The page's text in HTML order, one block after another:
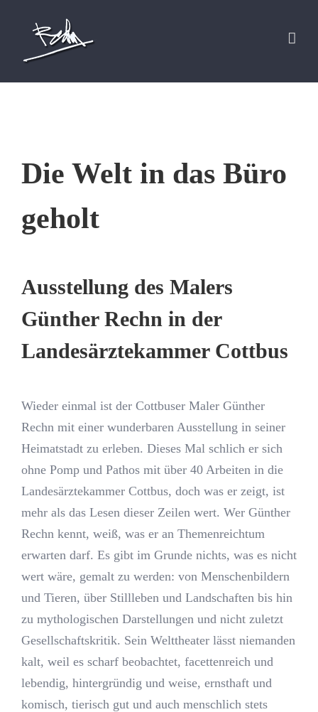
content
Die Welt in das Büro
geholt
Ausstellung des Malers
Günther Rechn in der
Landesärztekammer Cottbus
Wieder einmal ist der Cottbuser Maler Günther
Rechn mit einer wunderbaren Ausstellung in seiner
Heimatstadt zu erleben. Dieses Mal schlich er sich
ohne Pomp und Pathos mit über 40 Arbeiten in die
Landesärztekammer Cottbus, doch was er zeigt, ist
mehr als das Lesen dieser Zeilen wert. Wer Günther
Rechn kennt, weiß, was er an Themenreichtum
erwarten darf. Es gibt im Grunde nichts, was es nicht
wert wäre, gemalt zu werden: von Menschenbildern
und Tieren, über Stillleben und Landschaften bis hin
zu mythologischen Darstellungen und nicht zuletzt
Gesellschaftskritik. Sein Welttheater lässt niemanden
kalt, weil es scharf beobachtet, facettenreich und
lebendig, hintergründig und weise, ernsthaft und
komisch, tierisch gut und auch menschlich stets